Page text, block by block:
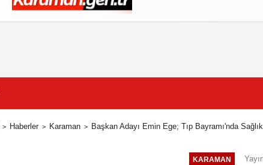
Künye İletişim Çerez Politikası
Haberler Karaman Başkan Adayı Emin Ege; Tıp Bayramı'nda
KARAMAN